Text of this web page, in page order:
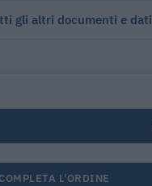
gli altri documenti e dati
COMPLETA L'ORDINE